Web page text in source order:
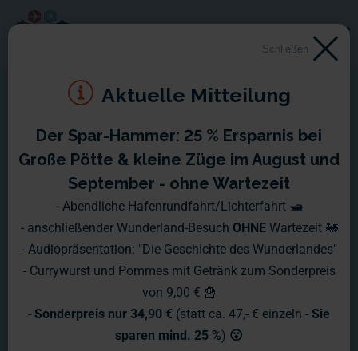
Montag, 23. September
2013 - Sonntag, 29.
September 2013
Nach einem herrlich sonnig frischen Wochenende starten wir
voller Elan in eine neue Herbstwoche. Schauen wir uns doch
einmal an, woran die Wunderländer zur Zeit arbeiten:
Schließen
Aktuelle Mitteilung
Der Spar-Hammer: 25 % Ersparnis bei
Große Pötte & kleine Züge im August und
September - ohne Wartezeit
- Abendliche Hafenrundfahrt/Lichterfahrt 🛥️
- anschließender Wunderland-Besuch OHNE Wartezeit 🚂
- Audiopräsentation: "Die Geschichte des Wunderlandes"
- Currywurst und Pommes mit Getränk zum Sonderpreis
von 9,00 € 🍟
- Sonderpreis nur 34,90 € (statt ca. 47,- € einzeln - Sie
sparen mind. 25 %) 😮